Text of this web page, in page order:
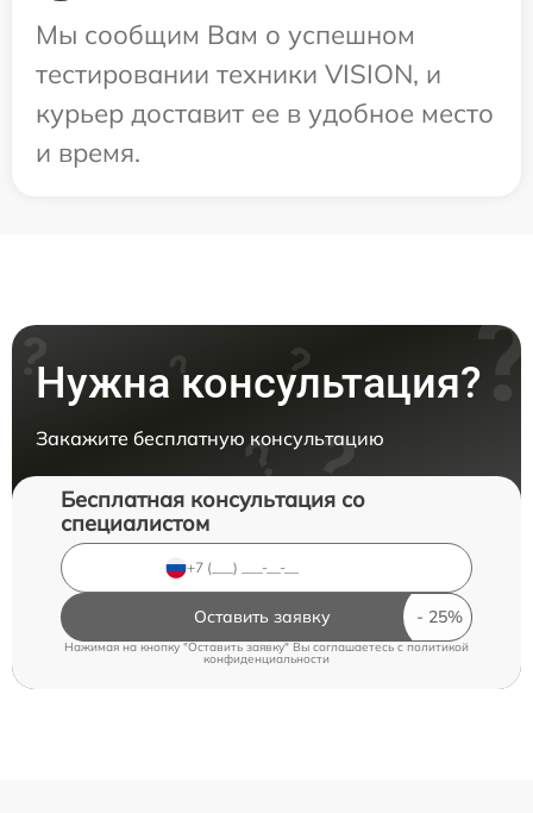
Мы сообщим Вам о успешном
тестировании техники VISION, и
курьер доставит ее в удобное место
и время.
Нужна консультация?
Закажите бесплатную консультацию
Бесплатная консультация со
специалистом
Оставить заявку
Нажимая на кнопку "Оставить заявку" Вы соглашаетесь cполитикой
конфиденциальности